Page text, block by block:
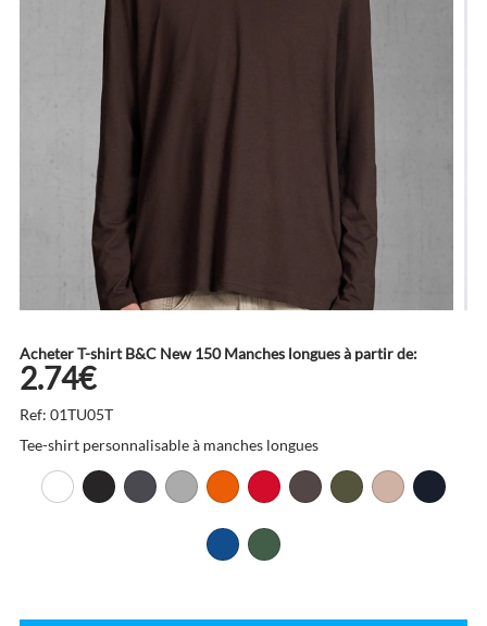
Acheter T-shirt B&C New 150 Manches longues à partir de:
2.74€
Ref: 01TU05T
Tee-shirt personnalisable à manches longues